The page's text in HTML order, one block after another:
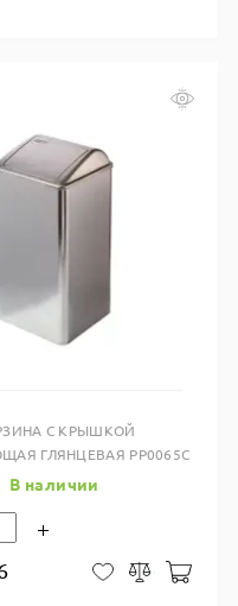
в один клик
С КРЫШКОЙ
ГЛЯНЦЕВАЯ PP0065C
В наличии
В закладки
СравнитьВ